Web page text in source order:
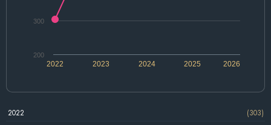
2025
2022 2023 2024 2026
200
300
2022
(303)